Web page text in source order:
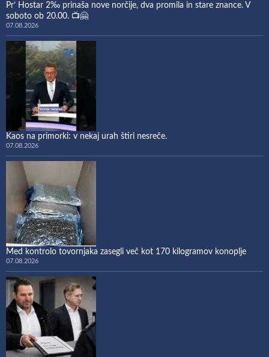
Pr’ Hostar 2‰ prinaša nove norčije, dva promila in stare znance. V
soboto ob 20.00. 📺🤗
07.08.2026
Kaos na primorki: v nekaj urah štiri nesreče.
07.08.2026
Med kontrolo tovornjaka zasegli več kot 170 kilogramov konoplje
07.08.2026